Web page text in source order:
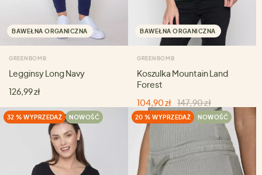
BAWEŁNA ORGANICZNA
GREENBOMB
Legginsy Long Navy
126,99 zł
BAWEŁNA ORGANICZNA
GREENBOMB
Koszulka Mountain Land
Forest
104,90 zł 147,90 zł
32 % WYPRZEDAŻ NOWOŚĆ 20 % WYPRZEDAŻ NOWOŚĆ